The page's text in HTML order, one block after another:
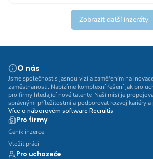
Zobrazit další inzeráty
O nás
Jsme společnost s jasnou vizí a zaměřením na
zaměstnanosti. Nabízíme komplexní řešení jak pro
pro firmy hledající nové talenty. Naší misí je
správnými příležitostmi a podporovat rozvoj kariéry a
Více o náborovém software Recruitis
Pro firmy
Ceník inzerce
Vložit práci
Pro uchazeče